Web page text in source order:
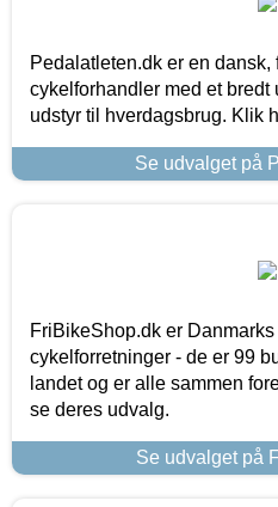
Pedalatleten.dk er en
cykelforhandler med et
udstyr til hverdagsbrug. Klik
Se udvalget på
FriBikeShop.dk er
cykelforretninger - de er 99
landet og er alle sammen
se deres udvalg.
Se udvalget på